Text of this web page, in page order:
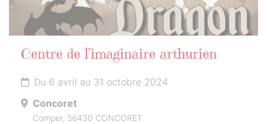
Centre de l’imaginaire arthurien
Du 6 avril au 31 octobre 2024
Concoret
Comper, 56430 CONCORET